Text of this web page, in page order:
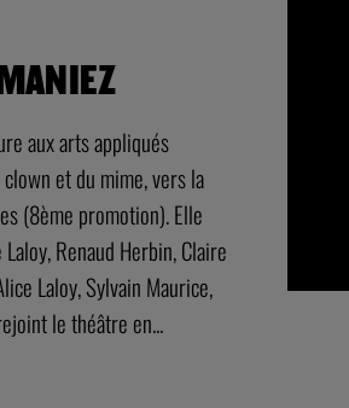
aux arts appliqués
et du mime, vers la
(8ème promotion). Elle
Renaud Herbin, Claire
Laloy, Sylvain Maurice,
le théâtre en...